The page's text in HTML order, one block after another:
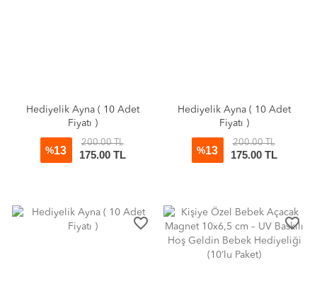
Hediyelik Ayna ( 10 Adet
Fiyatı )
%13
200.00 TL
175.00 TL
Hediyelik Ayna ( 10 Adet
Fiyatı )
%13
200.00 TL
175.00 TL
favorite_border favorite_border